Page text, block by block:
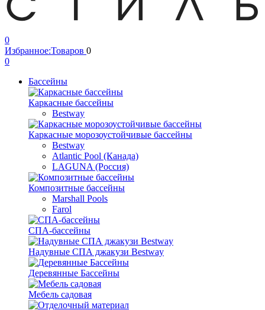
0
Избранное:Товаров 0
0
Бассейны
Каркасные бассейны
Bestway
Каркасные морозоустойчивые бассейны
Bestway
Atlantic Pool (Канада)
LAGUNA (Россия)
Композитные бассейны
Marshall Pools
Farol
СПА-бассейны
Надувные СПА джакузи Bestway
Деревянные Бассейны
Мебель садовая